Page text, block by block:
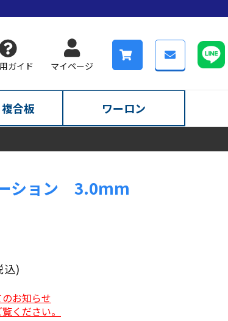
ガイド マイページ
合板 ワーロン
ション 3.0mm
込
のお知らせ
ください。